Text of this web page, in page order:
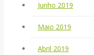
Junho 2019
Maio 2019
Abril 2019